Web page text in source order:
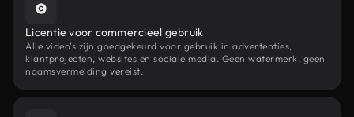
Licentie voor commercieel gebruik
Alle video's zijn goedgekeurd voor gebruik in advertenties,
klantprojecten, websites en sociale media. Geen watermerk, geen
naamsvermelding vereist.